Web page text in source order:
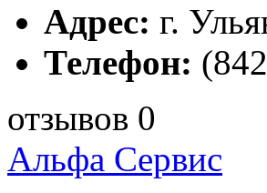
Адрес: г.
Телефон:
отзывов 0
Альфа Сервис